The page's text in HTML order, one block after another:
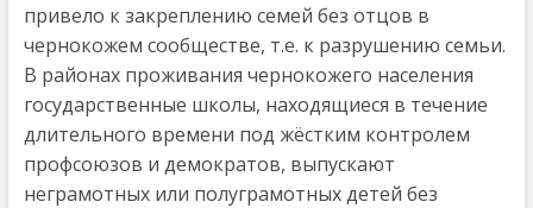
привело к закреплению семей без отцов в
чернокожем сообществе, т.е. к разрушению семьи.
В районах проживания чернокожего населения
государственные школы, находящиеся в течение
длительного времени под жёстким контролем
профсоюзов и демократов, выпускают
неграмотных или полуграмотных детей без